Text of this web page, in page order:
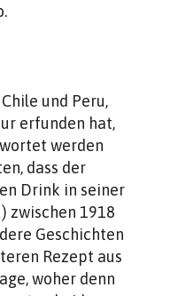
und Peru,
erfunden hat,
werden
dass der
Drink in seiner
zwischen 1918
Geschichten
Rezept aus
woher denn